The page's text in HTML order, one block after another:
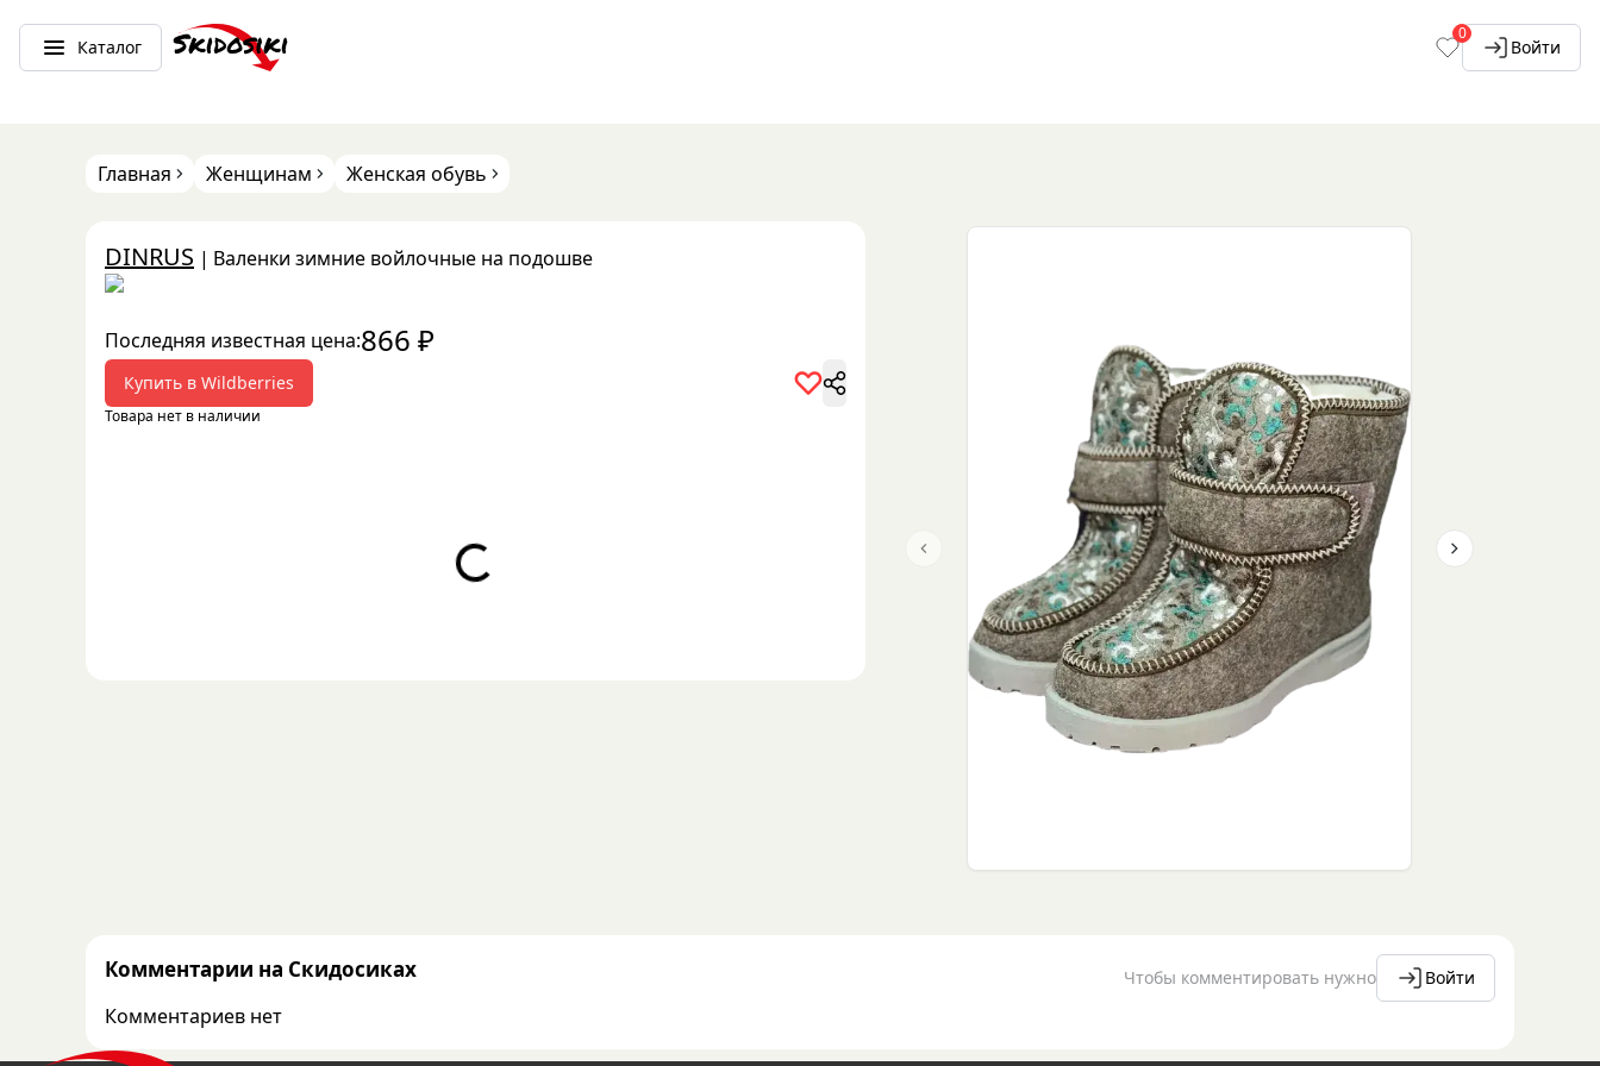
Каталог
0
Войти
Главная Женщинам Женская обувь
DINRUS | Валенки зимние войлочные на подошве
Последняя известная цена:866 ₽
Купить в Wildberries
Товара нет в наличии
Loading... Previous slide Next slide
Комментарии на Скидосиках Чтобы комментировать нужно Войти
Комментариев нет